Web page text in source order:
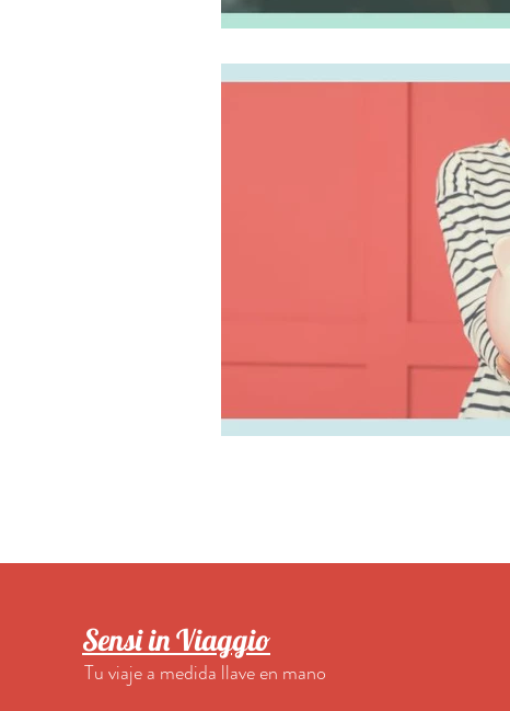
Requisitos para viajar a Europa
Sensi in Viaggio
Tu viaje a medida llave en mano